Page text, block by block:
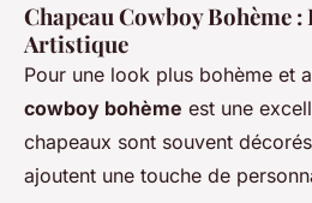
Chapeau Cowboy Bohème :
Artistique
Pour une look plus bohème et
cowboy bohème est une
chapeaux sont souvent
ajoutent une touche de